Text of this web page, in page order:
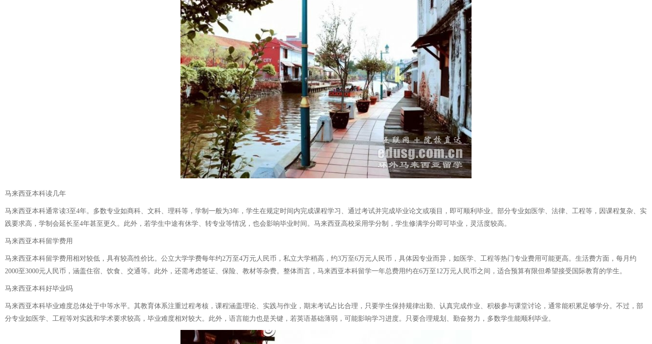
马来西亚本科读几年
马来西亚本科通常读3至4年。多数专业如商科、文科、理科等，学制一般为3年，学生在规定时间内完成课程学习、通过考试并完成毕业论文或项目，即可顺利毕业。部分专业如医学、法律、工程等，因课程复杂、实
践要求高，学制会延长至4年甚至更久。此外，若学生中途有休学、转专业等情况，也会影响毕业时间。马来西亚高校采用学分制，学生修满学分即可毕业，灵活度较高。
马来西亚本科留学费用
马来西亚本科留学费用相对较低，具有较高性价比。公立大学学费每年约2万至4万元人民币，私立大学稍高，约3万至6万元人民币，具体因专业而异，如医学、工程等热门专业费用可能更高。生活费方面，每月约
2000至3000元人民币，涵盖住宿、饮食、交通等。此外，还需考虑签证、保险、教材等杂费。整体而言，马来西亚本科留学一年总费用约在6万至12万元人民币之间，适合预算有限但希望接受国际教育的学生。
马来西亚本科好毕业吗
马来西亚本科毕业难度总体处于中等水平。其教育体系注重过程考核，课程涵盖理论、实践与作业，期末考试占比合理，只要学生保持规律出勤、认真完成作业、积极参与课堂讨论，通常能积累足够学分。不过，部
分专业如医学、工程等对实践和学术要求较高，毕业难度相对较大。此外，语言能力也是关键，若英语基础薄弱，可能影响学习进度。只要合理规划、勤奋努力，多数学生能顺利毕业。